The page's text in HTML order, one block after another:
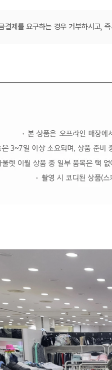
장바구니에 상품이
다른 고객들이 구매
핑, 이 상품은 어떠세